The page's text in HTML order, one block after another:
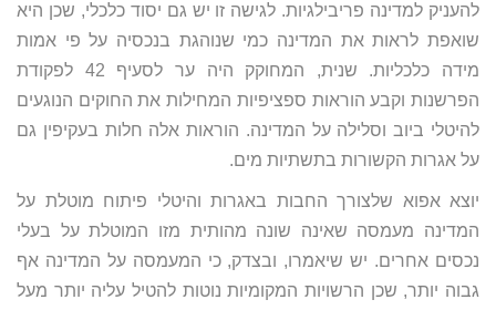
להעניק למדינה פריבילגיות. לגישה זו יש גם יסוד כלכלי, שכן היא
שואפת לראות את המדינה כמי שנוהגת בנכסיה על פי אמות
מידה כלכליות. שנית, המחוקק היה ער לסעיף 42 לפקודת
הפרשנות וקבע הוראות ספציפיות המחילות את החוקים הנוגעים
להיטלי ביוב וסלילה על המדינה. הוראות אלה חלות בעקיפין גם
על אגרות הקשורות בתשתיות מים.
יוצא אפוא שלצורך החבות באגרות והיטלי פיתוח מוטלת על
המדינה מעמסה שאינה שונה מהותית מזו המוטלת על בעלי
נכסים אחרים. יש שיאמרו, ובצדק, כי המעמסה על המדינה אף
גבוה יותר, שכן הרשויות המקומיות נוטות להטיל עליה יותר מעל